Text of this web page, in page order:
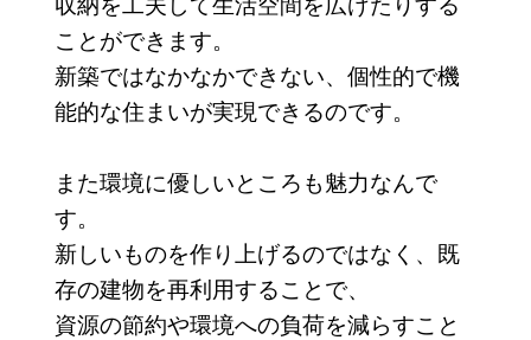
ことができます。
新築ではなかなかできない、個性的で機
能的な住まいが実現できるのです。
また環境に優しいところも魅力なんで
す。
新しいものを作り上げるのではなく、既
存の建物を再利用することで、
資源の節約や環境への負荷を減らすこと